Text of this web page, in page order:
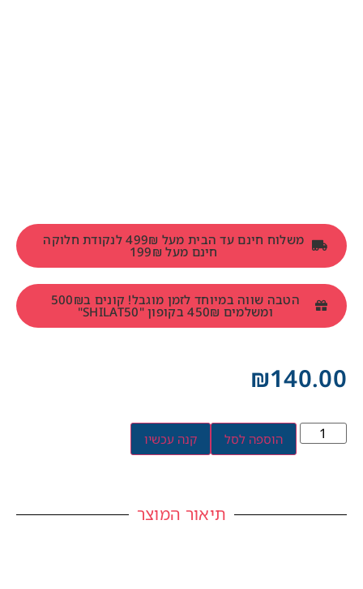
₪140.00
הוספה לסל קנה עכשיו
תיאור המוצר
משלוח חינם עד הבית מעל 499₪ לנקודת חלוקה
חינם מעל 199₪
הטבה שווה במיוחד לזמן מוגבל! קונים ב500₪
ומשלמים 450₪ בקופון "SHILAT50"